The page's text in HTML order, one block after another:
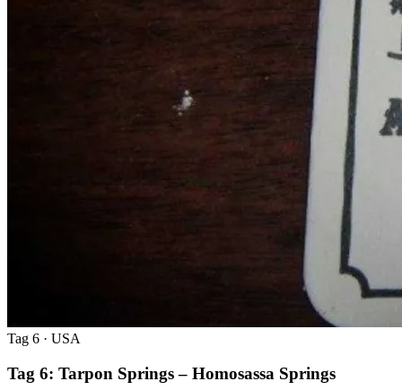
Tag 6 · USA
Tag 6: Tarpon Springs – Homosassa Springs